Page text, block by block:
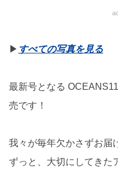
▶︎ すべての写真を見る
最新号となる
売です！
我々が毎年欠かさずお届
ずっと、大切にしてきた